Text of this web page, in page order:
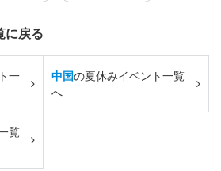
に戻る
一
中国の夏休みイベント一覧
へ
覧